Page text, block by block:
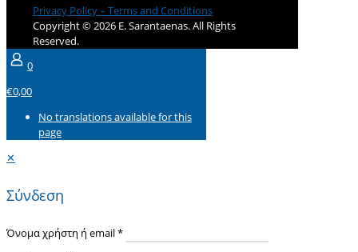
Privacy Policy – Terms and Conditions
Copyright © 2026 E. Sarantaenas. All Rights
Reserved.
0
€0,00
No translations available for this
page
✕
Σύνδεση
Όνομα χρήστη ή email*